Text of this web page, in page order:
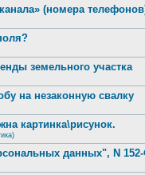
(номера
земельного участка
на незаконную свалку
картинка\рисунок.
данных", N